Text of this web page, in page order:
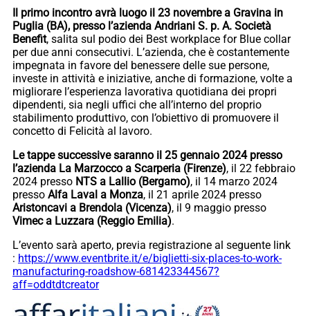
Il primo incontro avrà luogo il 23 novembre a Gravina in
Puglia (BA), presso l’azienda Andriani S. p. A. Società
Benefit, salita sul podio dei Best workplace for Blue collar
per due anni consecutivi. L’azienda, che è costantemente
impegnata in favore del benessere delle sue persone,
investe in attività e iniziative, anche di formazione, volte a
migliorare l’esperienza lavorativa quotidiana dei propri
dipendenti, sia negli uffici che all’interno del proprio
stabilimento produttivo, con l’obiettivo di promuovere il
concetto di Felicità al lavoro.
Le tappe successive saranno il 25 gennaio 2024 presso
l’azienda La Marzocco a Scarperia (Firenze), il 22 febbraio
2024 presso NTS a Lallio (Bergamo), il 14 marzo 2024
presso Alfa Laval a Monza, il 21 aprile 2024 presso
Aristoncavi a Brendola (Vicenza), il 9 maggio presso
Vimec a Luzzara (Reggio Emilia).
L’evento sarà aperto, previa registrazione al seguente link
: https://www.eventbrite.it/e/biglietti-six-places-to-work-
manufacturing-roadshow-681423344567?
aff=oddtdtcreator